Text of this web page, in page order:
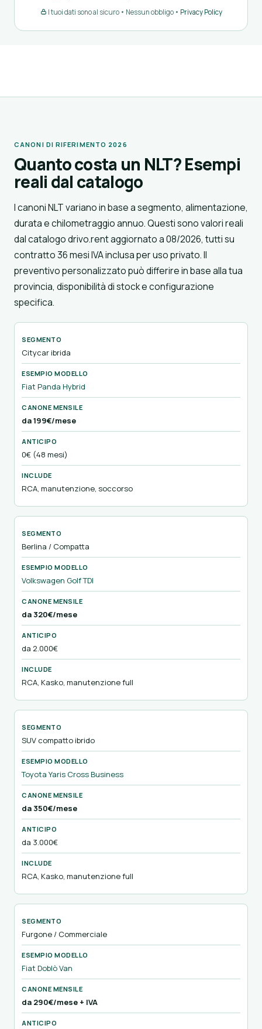
I tuoi dati sono al sicuro • Nessun obbligo • Privacy Policy
CANONI DI RIFERIMENTO 2026
Quanto costa un NLT? Esempi
reali dal catalogo
I canoni NLT variano in base a segmento, alimentazione,
durata e chilometraggio annuo. Questi sono valori reali
dal catalogo drivo.rent aggiornato a 08/2026, tutti su
contratto 36 mesi IVA inclusa per uso privato. Il
preventivo personalizzato può differire in base alla tua
provincia, disponibilità di stock e configurazione
specifica.
Citycar ibrida
Fiat Panda Hybrid
da 199€/mese
0€ (48 mesi)
RCA, manutenzione, soccorso
Berlina / Compatta
Volkswagen Golf TDI
da 320€/mese
da 2.000€
RCA, Kasko, manutenzione full
SUV compatto ibrido
Toyota Yaris Cross Business
da 350€/mese
da 3.000€
RCA, Kasko, manutenzione full
Furgone / Commerciale
Fiat Doblò Van
da 290€/mese + IVA